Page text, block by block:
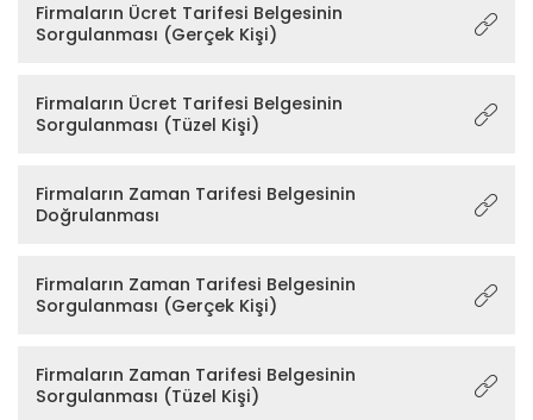
Firmaların Ücret Tarifesi Belgesinin
Sorgulanması (Gerçek Kişi)
Firmaların Ücret Tarifesi Belgesinin
Sorgulanması (Tüzel Kişi)
Firmaların Zaman Tarifesi Belgesinin
Doğrulanması
Firmaların Zaman Tarifesi Belgesinin
Sorgulanması (Gerçek Kişi)
Firmaların Zaman Tarifesi Belgesinin
Sorgulanması (Tüzel Kişi)